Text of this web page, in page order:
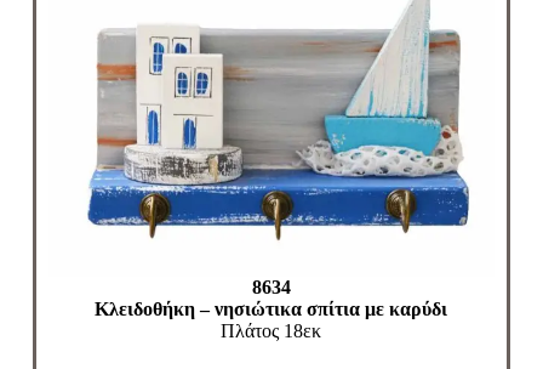
8634
Κλειδοθήκη – νησιώτικα σπίτια με καρύδι
Πλάτος 18εκ